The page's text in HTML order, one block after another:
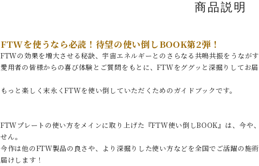
商品説明
FTWを使うなら必読！待望の使い倒しBOOK第2弾！
FTWの効果を増大させる秘訣、宇宙エネルギーとのさらなる共鳴共振をうなが
愛用者の皆様からの喜び体験とご質問をもとに、FTWをググッと深掘りしてお
もっと楽しく末永くFTWを使い倒していただくためのガイドブックです。
FTWプレートの使い方をメインに取り上げた『FTW使い倒しBOOK』は、今や
せん。
今作は他のFTW製品の良さや、より深掘りした使い方などを全国でご活躍の施
届けします！